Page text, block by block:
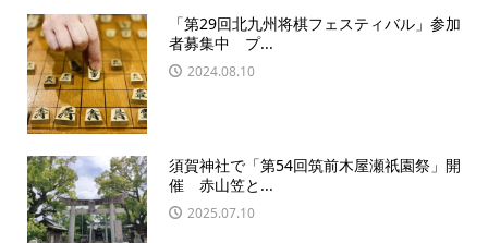
「第29回北九州将棋フェスティバル」参加
者募集中 プ...
2024.08.10
須賀神社で「第54回筑前木屋瀬祇園祭」開
催 赤山笠と...
2025.07.10